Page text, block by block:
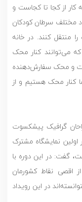
کار از کجا تا کجاست و
مختلف سرطان کودکان
منتقل کنند. در خانه
که می‌توانند کنار محک
و محک سفارش‌دهنده
کنار محک هستیم و از
گرافیک پیشکسوت
اولین نمایشگاه مشترک
در سال 1388 بوده است، گفت: در این دوره با
اقصی نقاط کشورمان
در این رویداد